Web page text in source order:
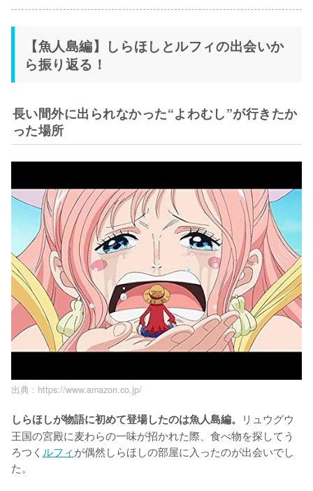
【魚人島編】しらほしとルフィの出会いか
ら振り返る！
長い間外に出られなかった“よわむし”が行きたか
った場所
出典 : https://www.amazon.co.jp/
しらほしが物語に初めて登場したのは魚人島編。 リュウグウ
王国の宮殿に麦わらの一味が招かれた際、食べ物を探してう
ろつく ルフィが偶然しらほしの部屋に入ったのが出会いでし
た。